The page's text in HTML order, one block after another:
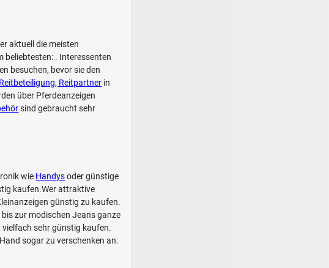
aktuell die meisten
beliebtesten: . Interessenten
besuchen, bevor sie den
Reitbeteiligung, Reitpartner in
über Pferdeanzeigen
sind gebraucht sehr
wie Handysoder günstige
kaufen.Wer attraktive
günstig zu kaufen.
zur modischen Jeans ganze
sehr günstig kaufen.
sogar zu verschenken an.